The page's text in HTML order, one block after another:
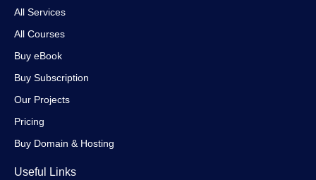
All Services
All Courses
Buy eBook
Buy Subscription
Our Projects
Pricing
Buy Domain & Hosting
Useful Links